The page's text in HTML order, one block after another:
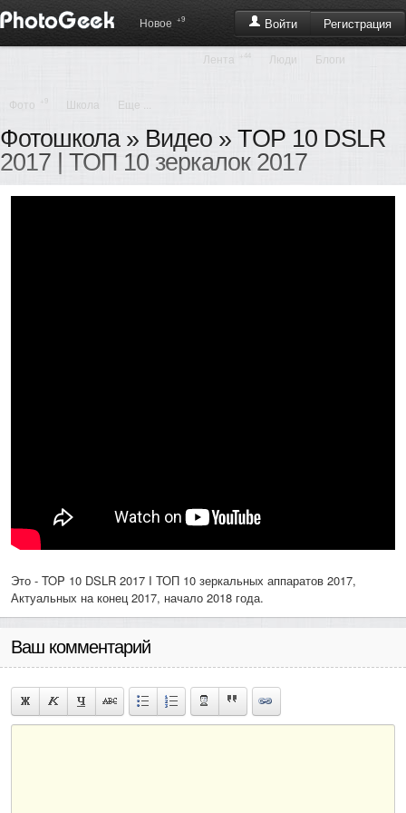
Войти Регистрация
Новое +9
Лента +44 Люди Блоги
Фото +9 Школа Еще ...
Фотошкола» Видео » TOP 10 DSLR
2017 | ТОП 10 зеркалок 2017
Это - TOP 10 DSLR 2017 I ТОП 10 зеркальных аппаратов 2017,
Актуальных на конец 2017, начало 2018 года.
Ваш комментарий